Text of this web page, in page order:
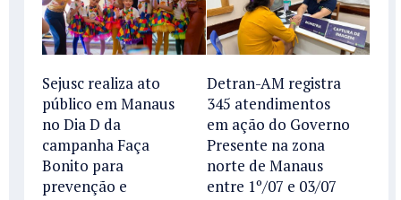
Sejusc realiza ato
público em Manaus
no Dia D da
campanha Faça
Bonito para
prevenção e
Detran-AM registra
345 atendimentos
em ação do Governo
Presente na zona
norte de Manaus
entre 1º/07 e 03/07